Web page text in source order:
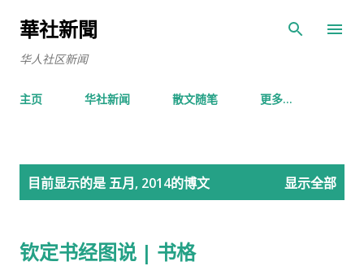
華社新聞
华人社区新闻
主页 华社新闻 散文随笔 更多…
目前显示的是 五月, 2014的博文 显示全部
钦定书经图说 | 书格